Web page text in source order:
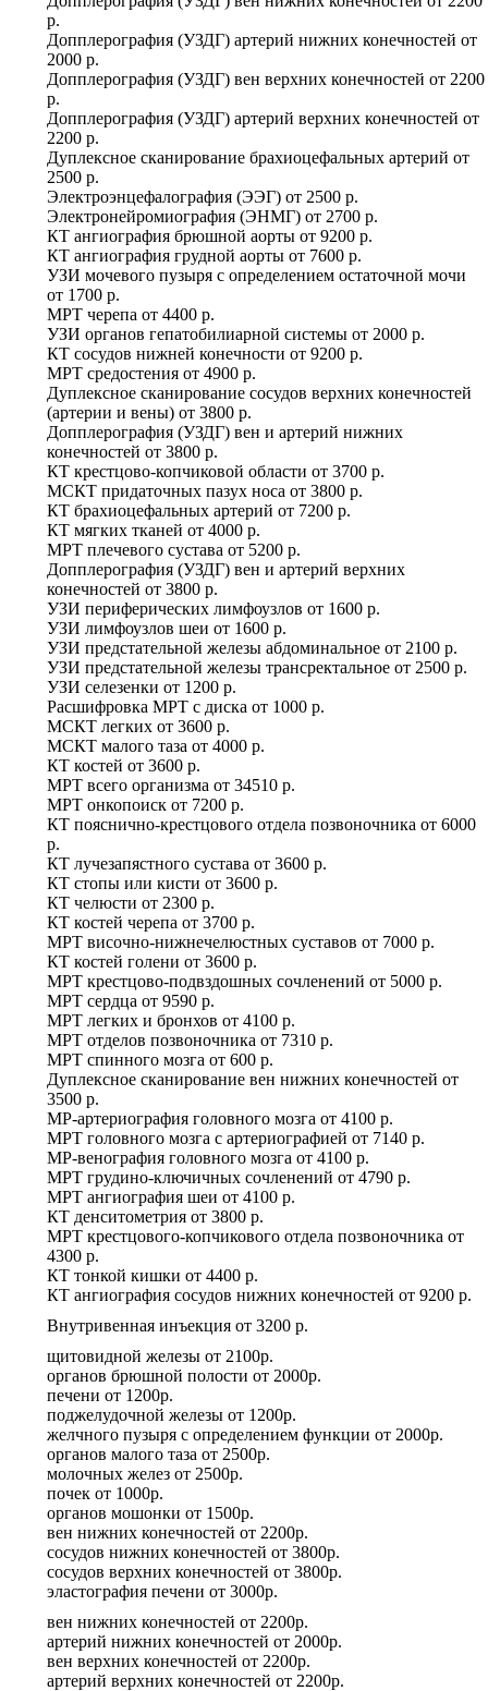
р.
Допплерография (УЗДГ) артерий нижних конечностей от
2000 р.
Допплерография (УЗДГ) вен верхних конечностей от 2200
р.
Допплерография (УЗДГ) артерий верхних конечностей от
2200 р.
Дуплексное сканирование брахиоцефальных артерий от
2500 р.
Электроэнцефалография (ЭЭГ) от 2500 р.
Электронейромиография (ЭНМГ) от 2700 р.
КТ ангиография брюшной аорты от 9200 р.
КТ ангиография грудной аорты от 7600 р.
УЗИ мочевого пузыря с определением остаточной мочи
от 1700 р.
МРТ черепа от 4400 р.
УЗИ органов гепатобилиарной системы от 2000 р.
КТ сосудов нижней конечности от 9200 р.
МРТ средостения от 4900 р.
Дуплексное сканирование сосудов верхних конечностей
(артерии и вены) от 3800 р.
Допплерография (УЗДГ) вен и артерий нижних
конечностей от 3800 р.
КТ крестцово-копчиковой области от 3700 р.
МСКТ придаточных пазух носа от 3800 р.
КТ брахиоцефальных артерий от 7200 р.
КТ мягких тканей от 4000 р.
МРТ плечевого сустава от 5200 р.
Допплерография (УЗДГ) вен и артерий верхних
конечностей от 3800 р.
УЗИ периферических лимфоузлов от 1600 р.
УЗИ лимфоузлов шеи от 1600 р.
УЗИ предстательной железы абдоминальное от 2100 р.
УЗИ предстательной железы трансректальное от 2500 р.
УЗИ селезенки от 1200 р.
Расшифровка МРТ с диска от 1000 р.
МСКТ легких от 3600 р.
МСКТ малого таза от 4000 р.
КТ костей от 3600 р.
МРТ всего организма от 34510 р.
МРТ онкопоиск от 7200 р.
КТ пояснично-крестцового отдела позвоночника от 6000
р.
КТ лучезапястного сустава от 3600 р.
КТ стопы или кисти от 3600 р.
КТ челюсти от 2300 р.
КТ костей черепа от 3700 р.
МРТ височно-нижнечелюстных суставов от 7000 р.
КТ костей голени от 3600 р.
МРТ крестцово-подвздошных сочленений от 5000 р.
МРТ сердца от 9590 р.
МРТ легких и бронхов от 4100 р.
МРТ отделов позвоночника от 7310 р.
МРТ спинного мозга от 600 р.
Дуплексное сканирование вен нижних конечностей от
3500 р.
МР-артериография головного мозга от 4100 р.
МРТ головного мозга с артериографией от 7140 р.
МР-венография головного мозга от 4100 р.
МРТ грудино-ключичных сочленений от 4790 р.
МРТ ангиография шеи от 4100 р.
КТ денситометрия от 3800 р.
МРТ крестцового-копчикового отдела позвоночника от
4300 р.
КТ тонкой кишки от 4400 р.
КТ ангиография сосудов нижних конечностей от 9200 р.
Внутривенная инъекция от 3200 р.
щитовидной железы от 2100р.
органов брюшной полости от 2000р.
печени от 1200р.
поджелудочной железы от 1200р.
желчного пузыря с определением функции от 2000р.
органов малого таза от 2500р.
молочных желез от 2500р.
почек от 1000р.
органов мошонки от 1500р.
вен нижних конечностей от 2200р.
сосудов нижних конечностей от 3800р.
сосудов верхних конечностей от 3800р.
эластография печени от 3000р.
вен нижних конечностей от 2200р.
артерий нижних конечностей от 2000р.
вен верхних конечностей от 2200р.
артерий верхних конечностей от 2200р.